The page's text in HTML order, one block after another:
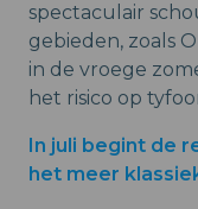
spectaculair
gebieden, zoals
in de vroege
het risico op
In juli begint de
het meer